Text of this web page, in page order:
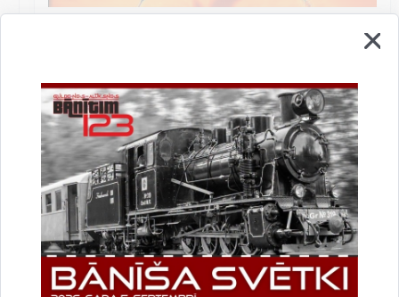
10.augustā 18:00 pie Stāmerienas pils Katalonijas
bundzinieku koncerts "Fills De La Flama".
Koncerts
Datums
12. novembris, 2022
Laiks
10.00
Atrašanās vieta